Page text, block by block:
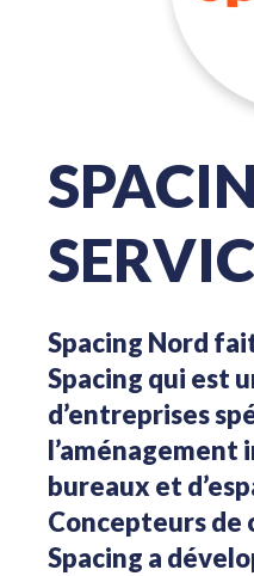
Spacing Nord
Spacing qui est
d’entreprises
l’aménagement
bureaux et
Concepteurs de
Spacing a